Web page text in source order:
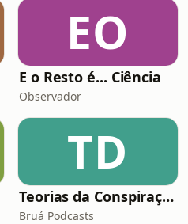
EO
E o Resto é... Ciência
Observador
TD
Teorias da Conspiração
Bruá Podcasts